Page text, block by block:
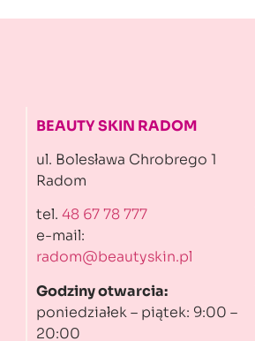
BEAUTY SKIN RADOM
ul. Bolesława Chrobrego 1
Radom
tel. 48 67 78 777
e-mail:
radom@beautyskin.pl
Godziny otwarcia:
poniedziałek – piątek: 9:00 –
20:00